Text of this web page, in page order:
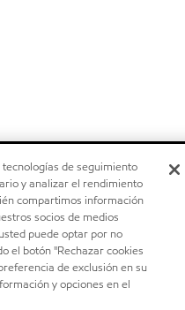
de seguimiento
y analizar el rendimiento
compartimos información
socios de medios
puede optar por no
el botón "Rechazar cookies
de exclusión en su
y opciones en el